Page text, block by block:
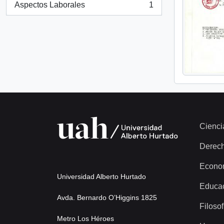
Aspectos Laborales
, 1 results
1
Universidad Alberto Hurtado
Avda. Bernardo O’Higgins 1825
Metro Los Héroes